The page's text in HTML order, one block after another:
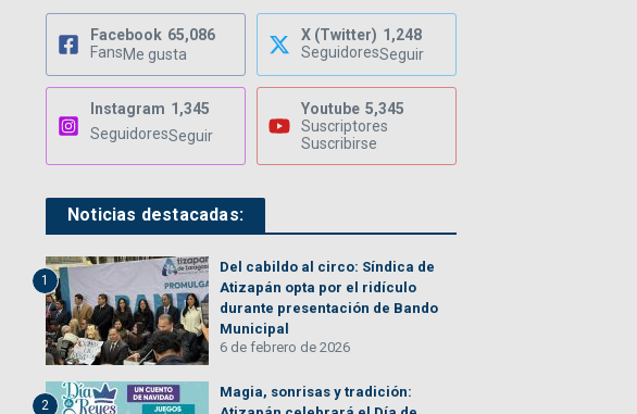
Facebook 65,086
FansMe gusta
X (Twitter) 1,248
SeguidoresSeguir
Instagram 1,345
SeguidoresSeguir
Youtube 5,345
Suscriptores
Suscribirse
Noticias destacadas:
1
Del cabildo al circo: Síndica de
Atizapán opta por el ridículo
durante presentación de Bando
Municipal
6 de febrero de 2026
2
Magia, sonrisas y tradición: